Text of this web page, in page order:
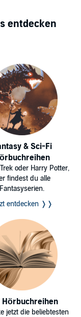
entdecken
& Sci-Fi
oder Harry Potter,
findest du alle
Fantasyserien.
entdecken ❭❭
Hörbuchreihen
jetzt die beliebtesten